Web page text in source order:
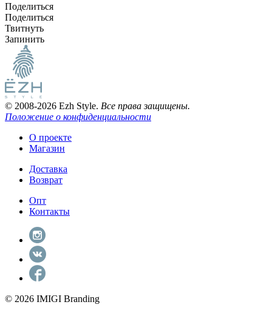
Поделиться
Поделиться
Твитнуть
Запинить
© 2008-2026 Ezh Style. Все права защищены.
Положение о конфиденциальности
О проекте
Магазин
Доставка
Возврат
Опт
Контакты
© 2026 IMIGI Branding